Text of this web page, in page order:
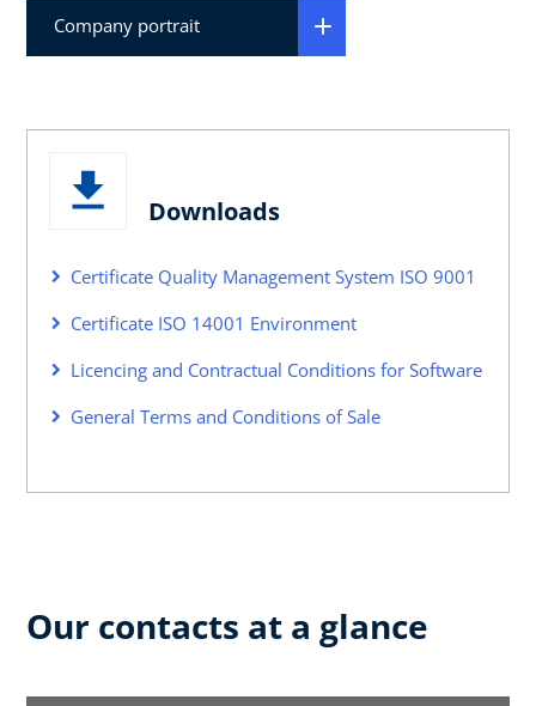
Company portrait
Downloads
Certificate Quality Management System ISO 9001
Certificate ISO 14001 Environment
Licencing and Contractual Conditions for Software
General Terms and Conditions of Sale
Our contacts at a glance